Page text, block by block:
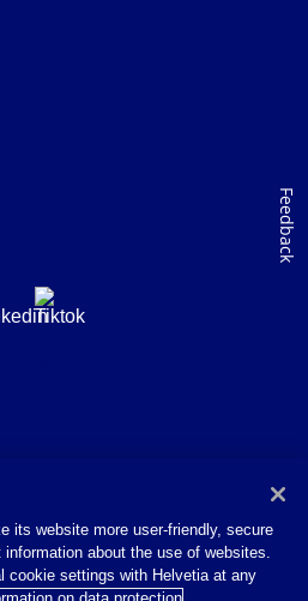
its website more user-friendly, secure
about the use of websites.
cookie settings with Helvetia at any
Feedback